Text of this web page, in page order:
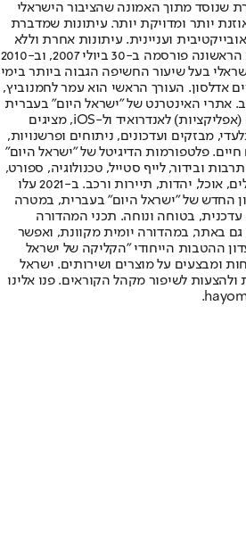
שנוסד מתוך האמונה שהציבור הישראלי
יותר ומדויקת יותר. עיתונות שמדברת
ועניינית. עיתונות אחרת וללא
תשלום. המהדורה המודפסת הראשונה פורסמה ב-30 ביולי 2007, וב-2010
בעל שיעור החשיפה הגבוה ביותר בימי
אדלסון. העורך הראשי הוא עמר לחמנוביץ,
אתרי האינטרנט של "ישראל היום" בעברית
ובאנגלית, כמו כן היישומונים (אפליקציות) לאנדרואיד ול-iOS, מציגים
מבזקים ועדכונים, ניתוחים ופרשנויות,
חיים. פלטפורמות הדיגיטל של "ישראל היום"
ובידור, לייף סטייל, טכנולוגיה, ספורט,
כלכלה וצרכנות, בריאות, חיילים, אוכל, יהדות, תיירות ורכב. ב-2021 עלו
החדש של "ישראל היום" בעברית, במטרה
עדכנית, בטוחה ונוחה. תכני המהדורה
באתר, במהדורה יומית מקוונת, ואפשר
ההטבות הייחודי "הקליקה של ישראל
ומבצעים על מוצרים ושירותים. ישראל
לשיפור מקהל הקוראים. פנו אלינו